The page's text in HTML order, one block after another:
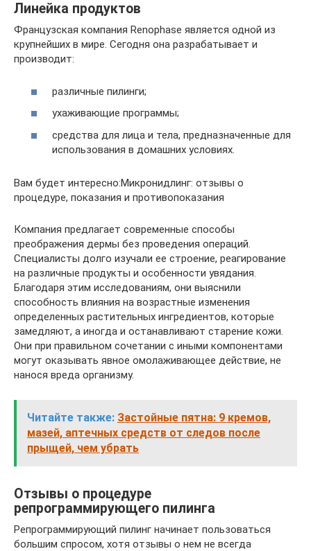
Линейка продуктов
Французская компания Renophase является одной из
крупнейших в мире. Сегодня она разрабатывает и
производит:
различные пилинги;
ухаживающие программы;
средства для лица и тела, предназначенные для
использования в домашних условиях.
Вам будет интересно:Микронидлинг: отзывы о
процедуре, показания и противопоказания
Компания предлагает современные способы
преображения дермы без проведения операций.
Специалисты долго изучали ее строение, реагирование
на различные продукты и особенности увядания.
Благодаря этим исследованиям, они выяснили
способность влияния на возрастные изменения
определенных растительных ингредиентов, которые
замедляют, а иногда и останавливают старение кожи.
Они при правильном сочетании с иными компонентами
могут оказывать явное омолаживающее действие, не
нанося вреда организму.
Читайте также: Застойные пятна: 9 кремов,
мазей, аптечных средств от следов после
прыщей, чем убрать
Отзывы о процедуре
репрограммирующего пилинга
Репрограммирующий пилинг начинает пользоваться
большим спросом, хотя отзывы о нем не всегда